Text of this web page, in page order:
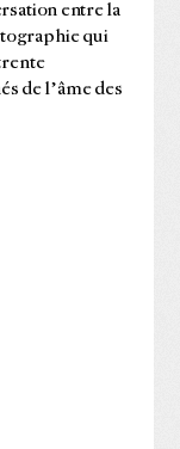
entre la
qui
de l’âme des